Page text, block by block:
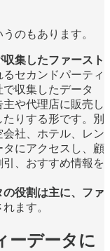
のもあります。
集したファースト
るセカンドパーティ
収集したデータ
主や代理店に販売し
りする形です。別
社、ホテル、レン
にアクセスし、顧
、おすすめ情報を
役割は主に、ファ
ます。
ーデータに